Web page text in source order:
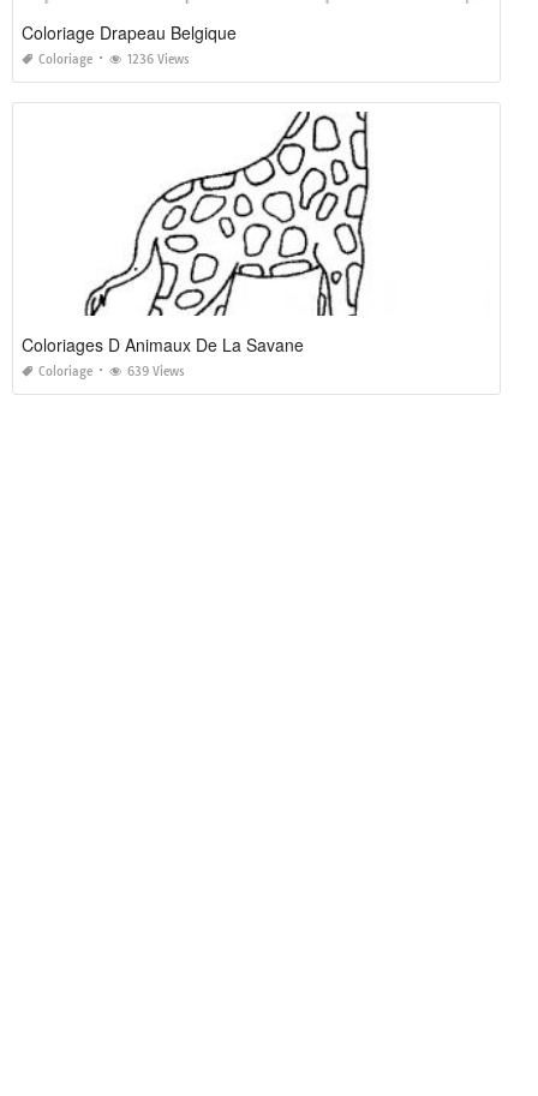
Coloriage Drapeau Belgique
Coloriage 1236 Views
Coloriages D Animaux De La Savane
Coloriage 639 Views